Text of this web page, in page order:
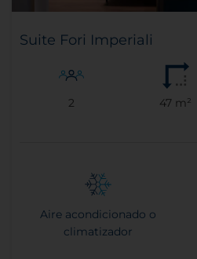
Suite Fori Imperiali
2 47 m²
Aire acondicionado o
climatizador